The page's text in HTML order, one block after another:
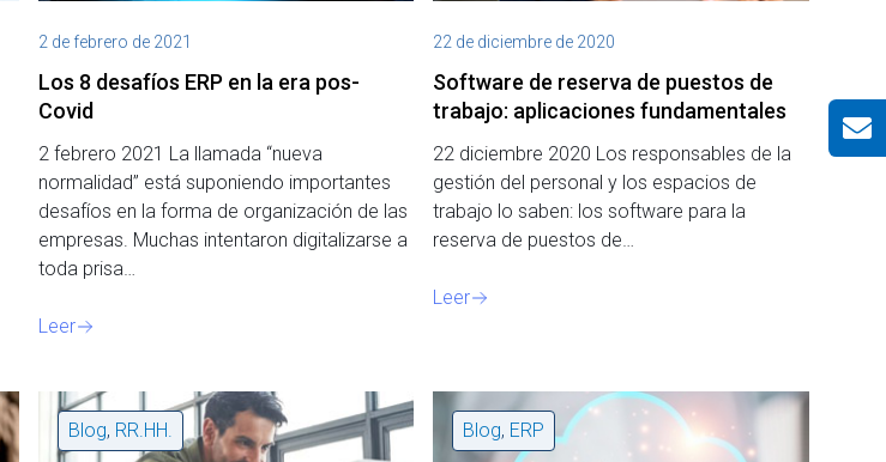
2 de febrero de 2021
Los 8 desafíos ERP en la era pos-
Covid
2 febrero 2021 La llamada “nueva
normalidad” está suponiendo importantes
desafíos en la forma de organización de las
empresas. Muchas intentaron digitalizarse a
toda prisa…
Leer
22 de diciembre de 2020
Software de reserva de puestos de
trabajo: aplicaciones fundamentales
22 diciembre 2020 Los responsables de la
gestión del personal y los espacios de
trabajo lo saben: los software para la
reserva de puestos de…
Leer
Blog, RR.HH. Blog, ERP